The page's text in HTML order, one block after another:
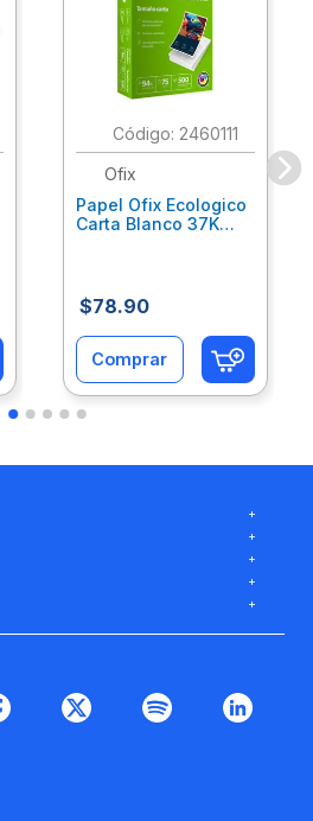
: 2460111
Ofix
Papel Ofix Ecologico
Carta Blanco 37K
$78.90
Comprar
+
+
+
+
+